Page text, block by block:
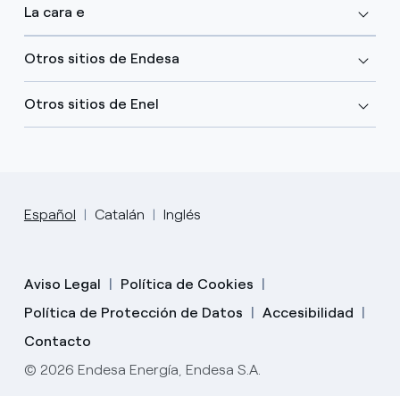
La cara e
Otros sitios de Endesa
Otros sitios de Enel
Español Catalán Inglés
Aviso Legal
Política de Cookies
Política de Protección de Datos
Accesibilidad
Contacto
© 2026 Endesa Energía, Endesa S.A.